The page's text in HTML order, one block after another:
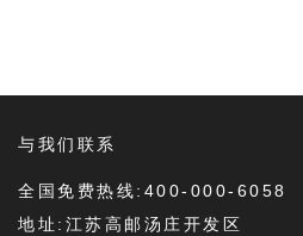
与我们联系
全国免费热线:400-000-6058
地址:江苏高邮汤庄开发区